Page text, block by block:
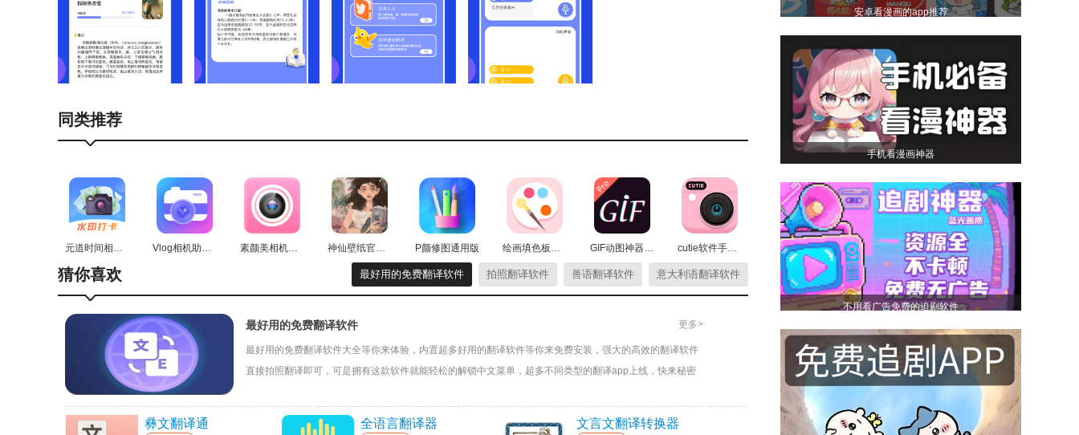
3、科普实用：爱鸟人士表示百科知识丰富，实用性强。
鸟语语言翻译器软件点评：
2、互动教学：结合翻译功能，实现寓教于乐的科普场景。
同类推荐
元道时间相机安卓直装版 Vlog相机助手通用版 素颜美相机官方最新版 神仙壁纸官方版 P颜修图通用版 绘画填色板安卓版 GIF动图神器最新版 cutie软件手机最新版
猜你喜欢 最好用的免费翻译软件 拍照翻译软件 兽语翻译软件 意大利语翻译软件
最好用的免费翻译软件 更多>
最好用的免费翻译软件大全等你来体验，内置超多好用的翻译软件等你来免费安装，强大的高效的翻译软件
直接拍照翻译即可，可是拥有这款软件就能轻松的解锁中文菜单，超多不同类型的翻译app上线，快来秘密
彝文翻译通 全语言翻译器 文言文翻译转换器
安卓看漫画的app推荐
手机看漫画神器
不用看广告免费的追剧软件